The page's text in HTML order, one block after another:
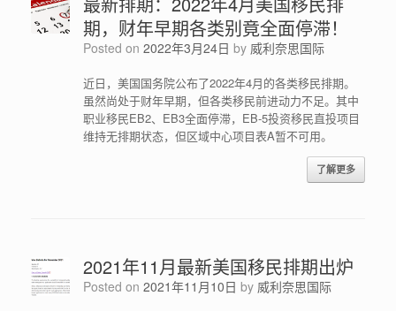
期，财年早期各类别竟全面停滞！
Posted on 2022年3月24日 by 威利奈思国际
近日，美国国务院公布了2022年4月的各类移民排期。
虽然尚处于财年早期，但各类移民前进动力不足。其中
职业移民EB2、EB3全面停滞，EB-5投资移民直投项目
维持无排期状态，但区域中心项目表A暂不可用。
了解更多
2021年11月最新美国移民排期出炉
Posted on 2021年11月10日 by 威利奈思国际